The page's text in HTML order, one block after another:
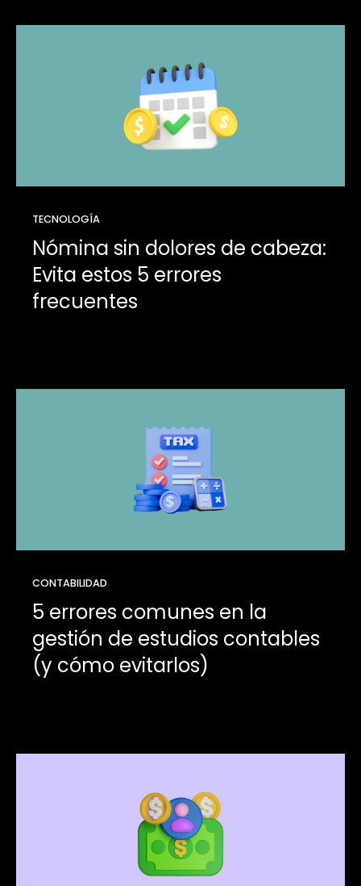
TECNOLOGÍA
Nómina sin dolores de cabeza:
Evita estos 5 errores
frecuentes
CONTABILIDAD
5 errores comunes en la
gestión de estudios contables
(y cómo evitarlos)